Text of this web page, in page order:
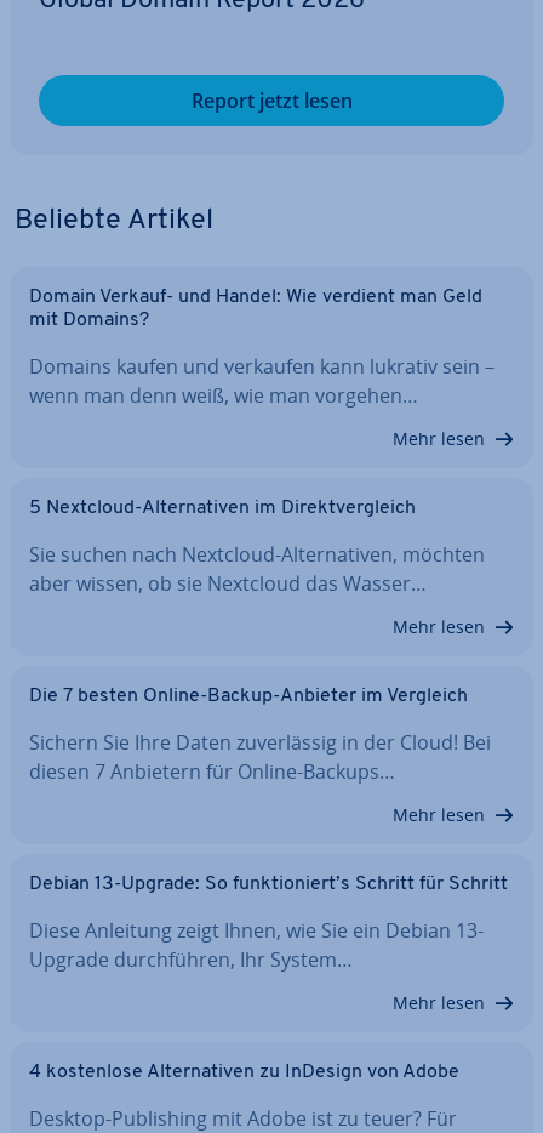
Report jetzt lesen
Beliebte Artikel
Domain Verkauf- und Handel: Wie verdient man Geld
mit Domains?
Domains kaufen und verkaufen kann lukrativ sein –
wenn man denn weiß, wie man vorgehen…
Mehr lesen
5 Nextcloud-Al­ter­na­ti­ven im Di­rekt­ver­gleich
Sie suchen nach Nextcloud-Al­ter­na­ti­ven, möchten
aber wissen, ob sie Nextcloud das Wasser…
Mehr lesen
Die 7 besten Online-Backup-Anbieter im Vergleich
Sichern Sie Ihre Daten zu­ver­läs­sig in der Cloud! Bei
diesen 7 Anbietern für Online-Backups…
Mehr lesen
Debian 13-Upgrade: So funk­tio­niert’s Schritt für Schritt
Diese Anleitung zeigt Ihnen, wie Sie ein Debian 13-
Upgrade durch­füh­ren, Ihr System…
Mehr lesen
4 kos­ten­lo­se Al­ter­na­ti­ven zu InDesign von Adobe
Desktop-Pu­bli­shing mit Adobe ist zu teuer? Für